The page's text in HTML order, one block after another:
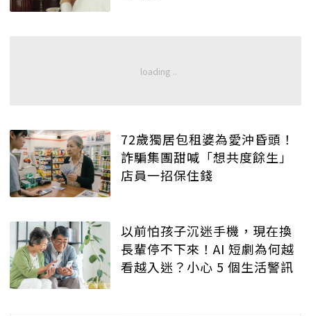
72歲獨居包租婆為愛沖昏頭！
詐騙集團甜喊「想共度餘生」
店員一招保住錢
以前怕孩子沉迷手機，現在換
長輩停不下來！AI 短劇為何越
看越入迷？小心 5 個生活警訊